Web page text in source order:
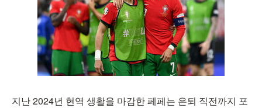
지난 2024년 현역 생활을 마감한 페페는 은퇴 직전까지 포